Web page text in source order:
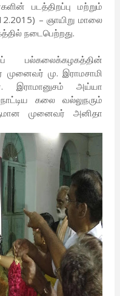
படத்திறப்பு மற்றும்
– ஞாயிறு மாலை
நடைபெற்றது.
பல்கலைக்கழகத்தின்
மு. இராமசாமி
இராமானுசம் அய்யா
கலை வல்லுநரும்
முனைவர் அனிதா